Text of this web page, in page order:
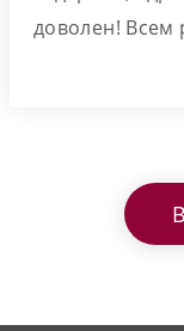
доволен! Всем